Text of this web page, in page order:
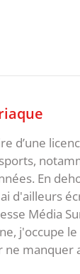
d’une
En
d'ailleurs
Média
j'occupe
ne manquer